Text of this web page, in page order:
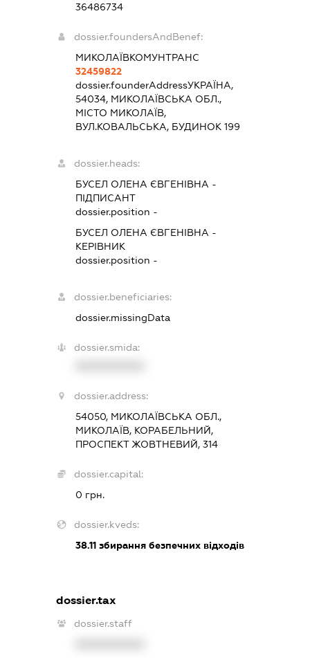
36486734
dossier.foundersAndBenef:
МИКОЛАЇВКОМУНТРАНС
32459822
dossier.founderAddressУКРАЇНА,
54034, МИКОЛАЇВСЬКА ОБЛ.,
МІСТО МИКОЛАЇВ,
ВУЛ.КОВАЛЬСЬКА, БУДИНОК 199
dossier.heads:
БУСЕЛ ОЛЕНА ЄВГЕНІВНА -
ПІДПИСАНТ
dossier.position -
БУСЕЛ ОЛЕНА ЄВГЕНІВНА -
КЕРІВНИК
dossier.position -
dossier.beneficiaries:
dossier.missingData
dossier.smida:
dossier.address:
54050, МИКОЛАЇВСЬКА ОБЛ.,
МИКОЛАЇВ, КОРАБЕЛЬНИЙ,
ПРОСПЕКТ ЖОВТНЕВИЙ, 314
dossier.capital:
0 грн.
dossier.kveds:
38.11збирання безпечних відходів
dossier.tax
dossier.staff